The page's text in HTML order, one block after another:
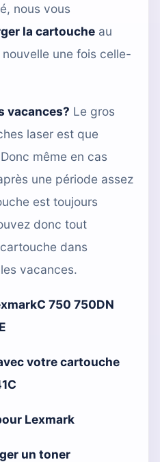
nous vous
la cartouche au
nouvelle une fois celle-
vacances? Le gros
laser est que
même en cas
une période assez
est toujours
donc tout
dans
vacances.
750 750DN
votre cartouche
Lexmark
un toner